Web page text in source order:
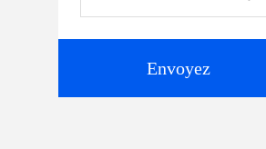
Envoyez